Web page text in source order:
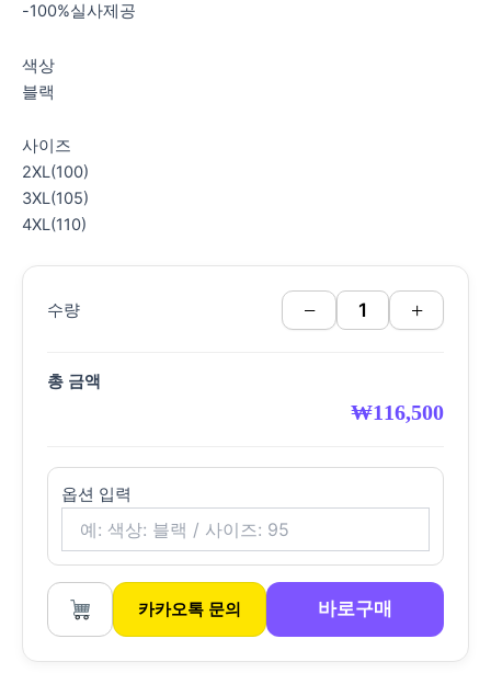
-100%실사제공
색상
블랙
사이즈
2XL(100)
3XL(105)
4XL(110)
수량 − +
총 금액
₩116,500
옵션 입력
카카오톡 문의 바로구매